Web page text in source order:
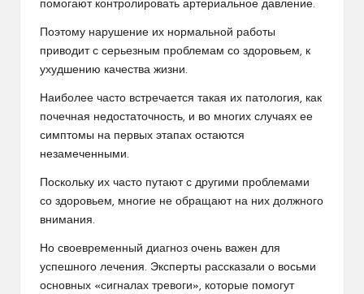
помогают контролировать артериальное давление.
Поэтому нарушение их нормальной работы
приводит с серьезным проблемам со здоровьем, к
ухудшению качества жизни.
Наиболее часто встречается такая их патология, как
почечная недостаточность, и во многих случаях ее
симптомы на первых этапах остаются
незамеченными.
Поскольку их часто путают с другими проблемами
со здоровьем, многие не обращают на них должного
внимания.
Но своевременный диагноз очень важен для
успешного лечения. Эксперты рассказали о восьми
основных «сигналах тревоги», которые помогут